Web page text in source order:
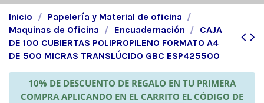
Inicio
Papelería y Material de oficina
Maquinas de Oficina
Encuadernación
CAJA
DE 100 CUBIERTAS POLIPROPILENO FORMATO A4
DE 500 MICRAS TRANSLÚCIDO GBC ESP425500
10% DE DESCUENTO DE REGALO EN TU PRIMERA
COMPRA APLICANDO EN EL CARRITO EL CÓDIGO DE